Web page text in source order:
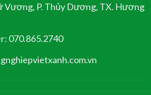
Vương, P. Thủy Dương, TX. Hương
070.865.2740